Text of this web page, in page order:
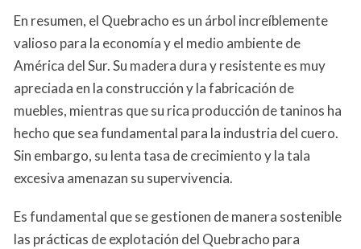
En resumen, el Quebracho es un árbol increíblemente
valioso para la economía y el medio ambiente de
América del Sur. Su madera dura y resistente es muy
apreciada en la construcción y la fabricación de
muebles, mientras que su rica producción de taninos ha
hecho que sea fundamental para la industria del cuero.
Sin embargo, su lenta tasa de crecimiento y la tala
excesiva amenazan su supervivencia.
Es fundamental que se gestionen de manera sostenible
las prácticas de explotación del Quebracho para